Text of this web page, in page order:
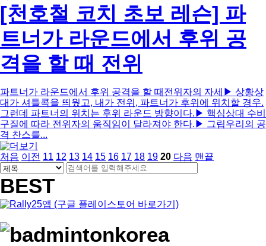
​[천호철 코치 초보 레슨] 파
트너가 라운드에서 후위 공
격을 할 때 전위
파트너가 라운드에서 후위 공격을 할 때전위자의 자세▶ 상황상
대가 셔틀콕을 띄웠고, 내가 전위, 파트너가 후위에 위치할 경우.
그런데 파트너의 위치는 후위 라운드 방향이다.▶ 핵심상대 수비
구질에 따라 전위자의 움직임이 달라져야 한다.▶ 그립우리의 공
격 찬스를...
처음 이전 11 페
이
지
12 페
이
13페
이
14페
이
15페
이
16페
이
17페
이
18페
이
19페
열
20페다음 맨끝
게
시
물
검
색
검
색
대
상
검
필
수
BEST